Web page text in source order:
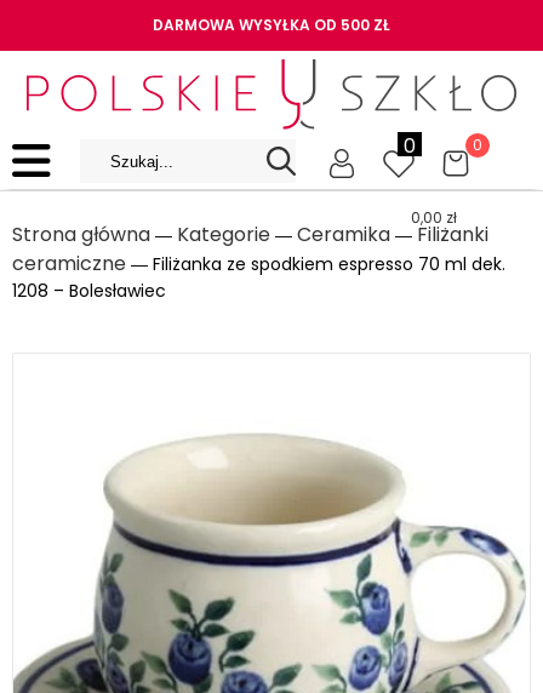
DARMOWA WYSYŁKA OD 500 ZŁ
0 0
0,00 zł
Strona główna ― Kategorie ― Ceramika ― Filiżanki
ceramiczne ― Filiżanka ze spodkiem espresso 70 ml dek.
1208 – Bolesławiec